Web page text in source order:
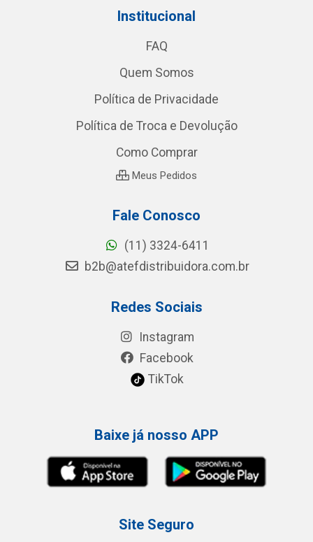
Institucional
FAQ
Quem Somos
Política de Privacidade
Política de Troca e Devolução
Como Comprar
Meus Pedidos
Fale Conosco
(11) 3324-6411
b2b@atefdistribuidora.com.br
Redes Sociais
Instagram
Facebook
TikTok
Baixe já nosso APP
Site Seguro